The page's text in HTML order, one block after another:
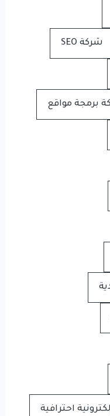
شركة SEO
برمجة مواقع
احترافية